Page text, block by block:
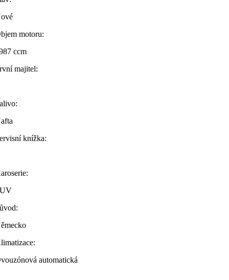
motoru:
ccm
majitel:
knížka:
automatická